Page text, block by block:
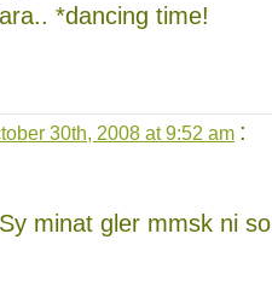
*dancing time!
30th, 2008 at 9:52 am :
minat gler mmsk ni